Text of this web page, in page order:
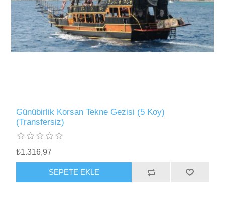
Günübirlik Korsan Tekne Gezisi (5 Koy)
(Transfersiz)
₺1.316,97
SEPETE EKLE